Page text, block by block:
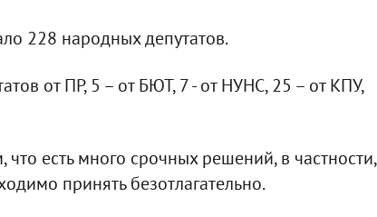
228 народных депутатов.
от ПР, 5 – от БЮТ, 7 - от НУНС, 25 – от КПУ,
есть много срочных решений, в частности,
принять безотлагательно.